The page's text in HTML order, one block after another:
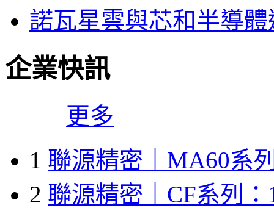
諾瓦星雲與芯和半導
企業快訊
更多
1 聯源精密｜MA60系
2 聯源精密｜CF系列：